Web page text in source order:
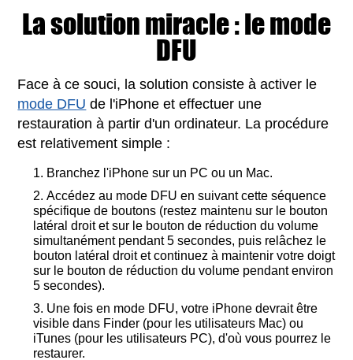
La solution miracle : le mode
DFU
Face à ce souci, la solution consiste à activer le
mode DFU de l'iPhone et effectuer une
restauration à partir d'un ordinateur. La procédure
est relativement simple :
Branchez l'iPhone sur un PC ou un Mac.
Accédez au mode DFU en suivant cette séquence
spécifique de boutons (restez maintenu sur le bouton
latéral droit et sur le bouton de réduction du volume
simultanément pendant 5 secondes, puis relâchez le
bouton latéral droit et continuez à maintenir votre doigt
sur le bouton de réduction du volume pendant environ
5 secondes).
Une fois en mode DFU, votre iPhone devrait être
visible dans Finder (pour les utilisateurs Mac) ou
iTunes (pour les utilisateurs PC), d'où vous pourrez le
restaurer.